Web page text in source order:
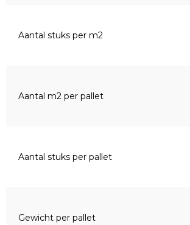
Aantal stuks per m2
Aantal m2 per pallet
Aantal stuks per pallet
Gewicht per pallet